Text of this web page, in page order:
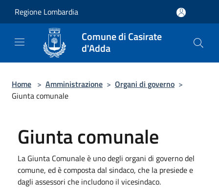
Regione Lombardia
Comune di Casirate
d'Adda
Home > Amministrazione > Organi di governo >
Giunta comunale
Giunta comunale
La Giunta Comunale è uno degli organi di governo del
comune, ed è composta dal sindaco, che la presiede e
dagli assessori che includono il vicesindaco.